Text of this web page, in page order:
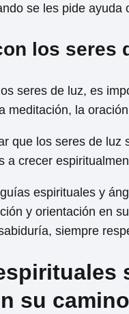
se les pide
los seres
seres de luz, es
meditación, la
que los seres de
a crecer
espirituales y
y orientación en
siempre
su